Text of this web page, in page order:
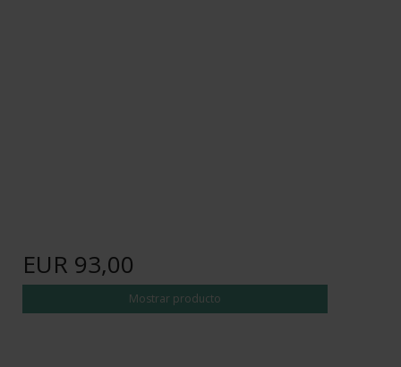
EUR 93,00
Mostrar producto